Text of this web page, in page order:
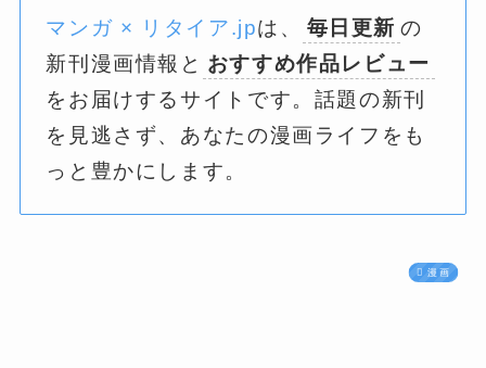
マンガ × リタイア.jpは、 毎日更新 の
新刊漫画情報と おすすめ作品レビュー
をお届けするサイトです。話題の新刊
を見逃さず、あなたの漫画ライフをも
っと豊かにします。
漫画